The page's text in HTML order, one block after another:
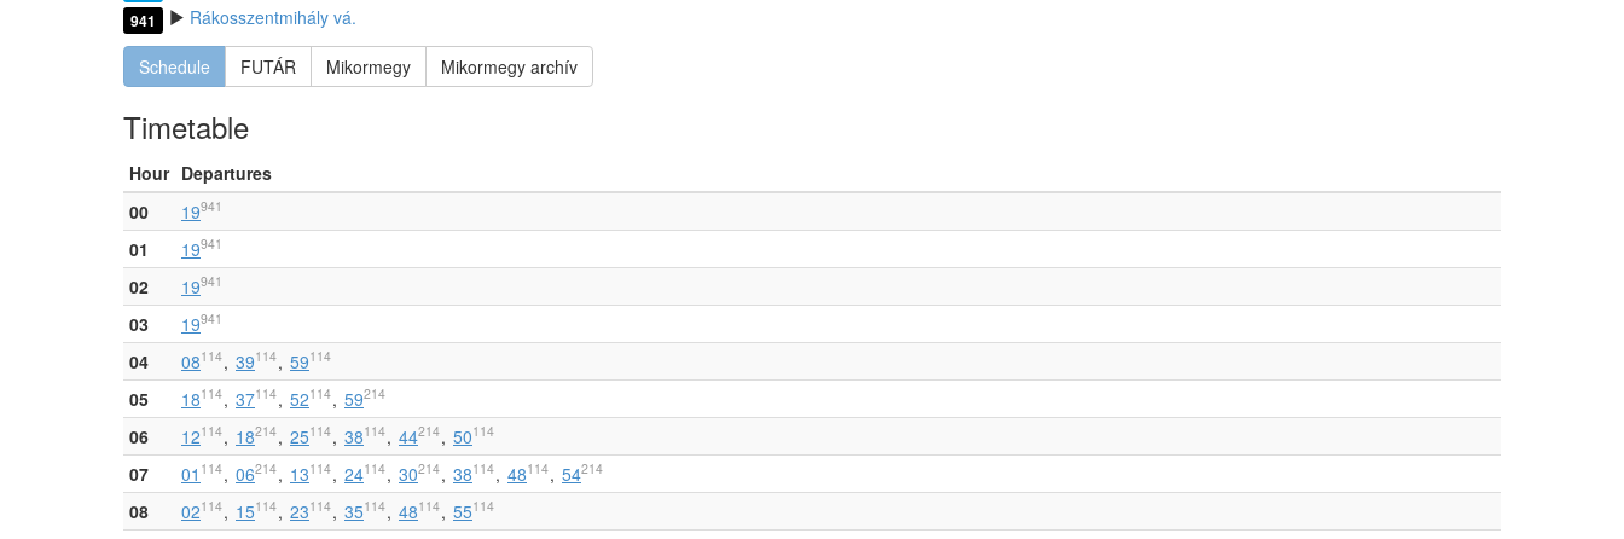
941 Rákosszentmihály vá.
Schedule FUTÁR Mikormegy Mikormegy archív
Timetable
Hour Departures
00
19941
01 19941
02 19941
03 19941
04 08114 39114 59114
05 18114 37114 52114 59214
06 12114 18214 25114 38114 44214 50114
07 01 114 06214 13114 24114 30214 38114 48114 54214
08 02114 15114 23114 35114 48114 55114